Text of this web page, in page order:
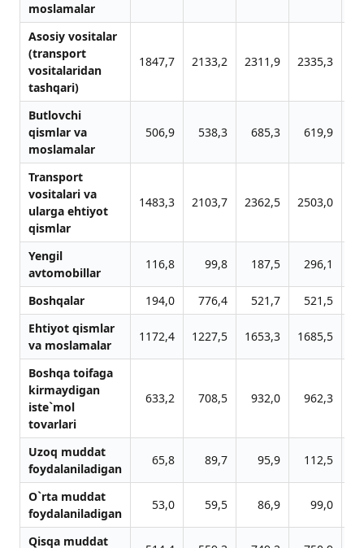
moslamalar
Asosiy vositalar
(transport
vositalaridan
tashqari)
1847,7 2133,2 2311,9 2335,3
Butlovchi
qismlar va
moslamalar
506,9 538,3 685,3 619,9
Transport
vositalari va
ularga ehtiyot
qismlar
1483,3 2103,7 2362,5 2503,0
Yengil
avtomobillar
116,8 99,8 187,5 296,1
Boshqalar 194,0 776,4 521,7 521,5
Ehtiyot qismlar
va moslamalar
1172,4 1227,5 1653,3 1685,5
Boshqa toifaga
kirmaydigan
iste`mol
tovarlari
633,2 708,5 932,0 962,3
Uzoq muddat
foydalaniladigan
65,8 89,7 95,9 112,5
O`rta muddat
foydalaniladigan
53,0 59,5 86,9 99,0
Qisqa muddat